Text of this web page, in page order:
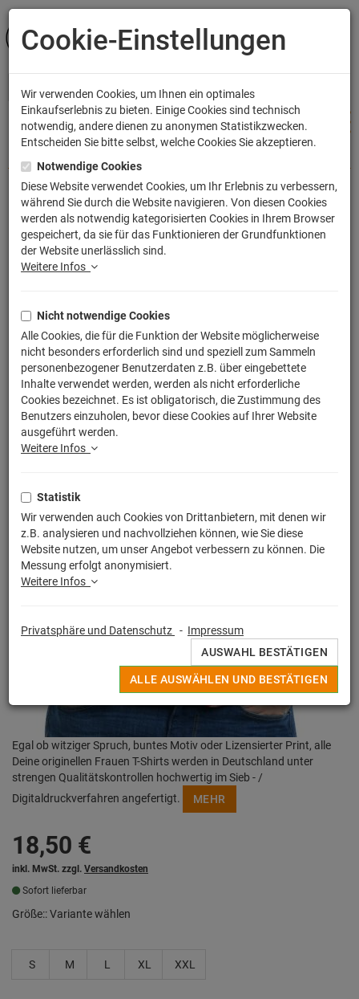
ANMELDEN
Evolution KFZ Mechaniker T-Shirt Auto
Monteur Handwerk
Artikelnummer: TLM2608G
Egal ob witziger Spruch, buntes Motiv oder Lizensierter Print, alle
Deine originellen Frauen T-Shirts werden in Deutschland unter
strengen Qualitätskontrollen hochwertig im Sieb - /
Digitaldruckverfahren angefertigt.
MEHR
18,50 €
inkl. MwSt. zzgl. Versandkosten
Sofort lieferbar
Größe::Variante wählen
S M L XL XXL
Cookie-Einstellungen
Wir verwenden Cookies, um Ihnen ein optimales
Einkaufserlebnis zu bieten. Einige Cookies sind technisch
notwendig, andere dienen zu anonymen Statistikzwecken.
Entscheiden Sie bitte selbst, welche Cookies Sie akzeptieren.
Notwendige Cookies
Diese Website verwendet Cookies, um Ihr Erlebnis zu verbessern,
während Sie durch die Website navigieren. Von diesen Cookies
werden als notwendig kategorisierten Cookies in Ihrem Browser
gespeichert, da sie für das Funktionieren der Grundfunktionen
der Website unerlässlich sind.
Weitere Infos
Nicht notwendige Cookies
Alle Cookies, die für die Funktion der Website möglicherweise
nicht besonders erforderlich sind und speziell zum Sammeln
personenbezogener Benutzerdaten z.B. über eingebettete
Inhalte verwendet werden, werden als nicht erforderliche
Cookies bezeichnet. Es ist obligatorisch, die Zustimmung des
Benutzers einzuholen, bevor diese Cookies auf Ihrer Website
ausgeführt werden.
Weitere Infos
Statistik
Wir verwenden auch Cookies von Drittanbietern, mit denen wir
z.B. analysieren und nachvollziehen können, wie Sie diese
Website nutzen, um unser Angebot verbessern zu können. Die
Messung erfolgt anonymisiert.
Weitere Infos
Privatsphäre und Datenschutz - Impressum
AUSWAHL BESTÄTIGEN
ALLE AUSWÄHLEN UND BESTÄTIGEN